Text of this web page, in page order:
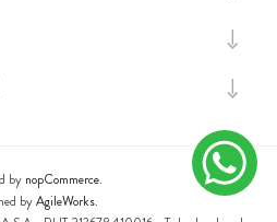
by nopCommerce.
byAgileWorks.